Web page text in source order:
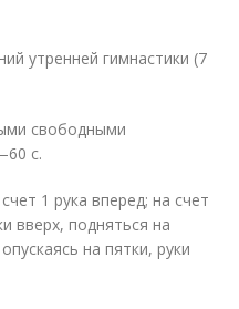
утренней гимнастики (7
свободными
с.
1 рука вперед; на счет
вверх, подняться на
на пятки, руки